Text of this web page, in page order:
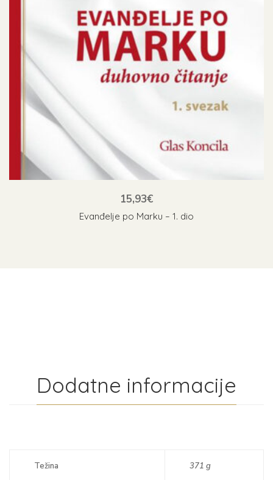
Evanđelje po Marku – 1. dio
15,93€
Dodatne informacije
Težina 371 g